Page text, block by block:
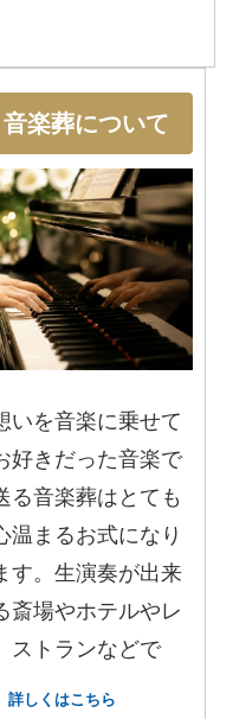
音楽葬について
いを音楽に乗せて
好きだった音楽で
る音楽葬はとても
温まるお式になり
す。生演奏が出来
斎場やホテルやレ
ストランなどで
詳しくはこちら